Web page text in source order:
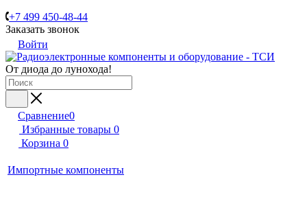
+7 499 450-48-44
Заказать звонок
Войти
От диода до лунохода!
Сравнение0
Избранные товары 0
Корзина 0
Импортные компоненты